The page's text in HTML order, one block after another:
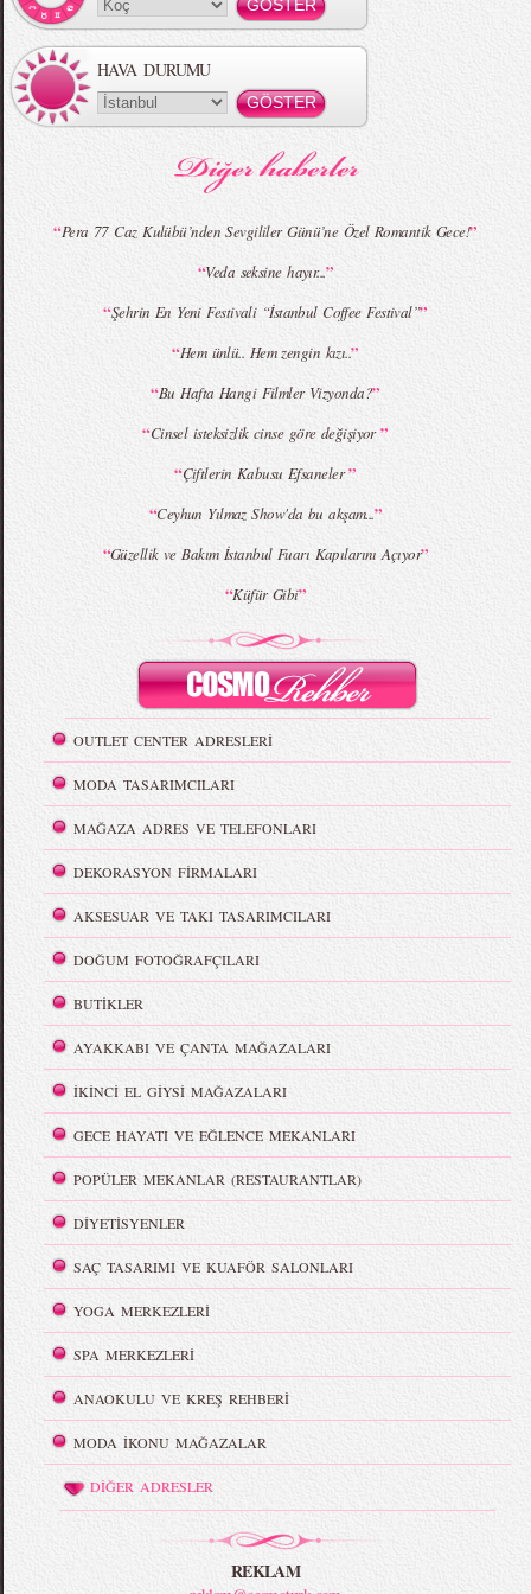
MBFWI - Gülçin Çengel 2015 Yaz
MBFWI - Zeynep Erdoğan 2015 Yaz
MBFWI - Giray Sepin 2015 Yaz Koleksiyonu MBFWI - Burçe Bekrek 2015 Yaz Koleksiyonu
HAVA DURUMU
“Pera 77 Caz Kulübü’nden Sevgililer Günü’ne Özel Romantik Gece!”
“Veda seksine hayır...”
“Şehrin En Yeni Festivali “İstanbul Coffee Festival””
“Hem ünlü.. Hem zengin kızı..”
“Bu Hafta Hangi Filmler Vizyonda?”
“Cinsel isteksizlik cinse göre değişiyor”
“Çiftlerin Kabusu Efsaneler”
“Ceyhun Yılmaz Show'da bu akşam...”
“Güzellik ve Bakım İstanbul Fuarı Kapılarını Açıyor”
“Küfür Gibi”
OUTLET CENTER ADRESLERİ
MODA TASARIMCILARI
MAĞAZA ADRES VE TELEFONLARI
DEKORASYON FİRMALARI
AKSESUAR VE TAKI TASARIMCILARI
DOĞUM FOTOĞRAFÇILARI
BUTİKLER
AYAKKABI VE ÇANTA MAĞAZALARI
İKİNCİ EL GİYSİ MAĞAZALARI
GECE HAYATI VE EĞLENCE MEKANLARI
POPÜLER MEKANLAR (RESTAURANTLAR)
DİYETİSYENLER
SAÇ TASARIMI VE KUAFÖR SALONLARI
YOGA MERKEZLERİ
SPA MERKEZLERİ
ANAOKULU VE KREŞ REHBERİ
MODA İKONU MAĞAZALAR
DİĞER ADRESLER
REKLAM